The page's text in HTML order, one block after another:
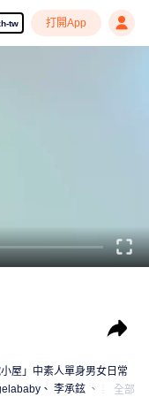
tw 打開App
屋」中素人單身男女日常
、 李承鉉 、 吳昕、
全部